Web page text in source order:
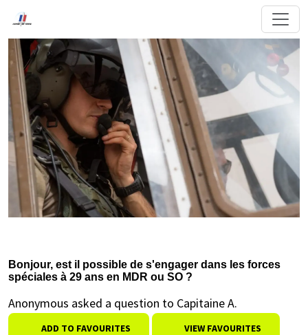
Bonjour, est il possible de s'engager dans les forces
spéciales à 29 ans en MDR ou SO ?
Anonymous asked a question to Capitaine A.
ADD TO FAVOURITES VIEW FAVOURITES